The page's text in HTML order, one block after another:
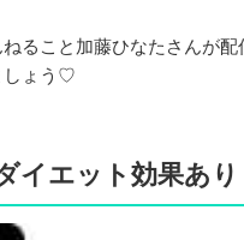
ること加藤ひなたさんが
しょう♡
イエット効果あ